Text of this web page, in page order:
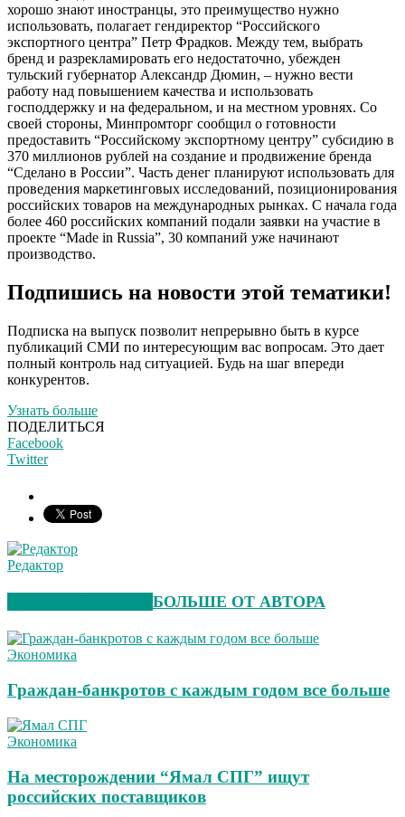
хорошо знают иностранцы, это преимущество нужно
использовать, полагает гендиректор “Российского
экспортного центра” Петр Фрадков. Между тем, выбрать
бренд и разрекламировать его недостаточно, убежден
тульский губернатор Александр Дюмин, – нужно вести
работу над повышением качества и использовать
господдержку и на федеральном, и на местном уровнях. Со
своей стороны, Минпромторг сообщил о готовности
предоставить “Российскому экспортному центру” субсидию в
370 миллионов рублей на создание и продвижение бренда
“Сделано в России”. Часть денег планируют использовать для
проведения маркетинговых исследований, позиционирования
российских товаров на международных рынках. С начала года
более 460 российских компаний подали заявки на участие в
проекте “Made in Russia”, 30 компаний уже начинают
производство.
Подпишись на новости этой тематики!
Подписка на выпуск позволит непрерывно быть в курсе
публикаций СМИ по интересующим вас вопросам. Это дает
полный контроль над ситуацией. Будь на шаг впереди
конкурентов.
Узнать больше
ПОДЕЛИТЬСЯ
Facebook
Twitter
Редактор
БОЛЬШЕ ОТ АВТОРА
Экономика
Граждан-банкротов с каждым годом все больше
Экономика
На месторождении “Ямал СПГ” ищут
российских поставщиков